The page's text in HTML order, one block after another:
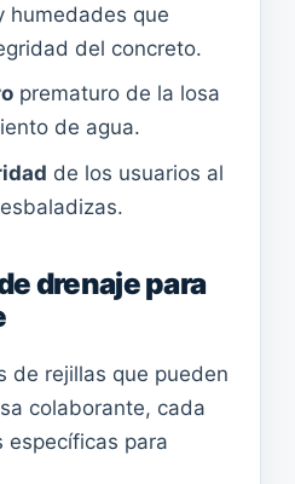
humedades que
del concreto.
prematuro de la losa
de agua.
de los usuarios al
drenaje para
de rejillas que pueden
colaborante, cada
específicas para